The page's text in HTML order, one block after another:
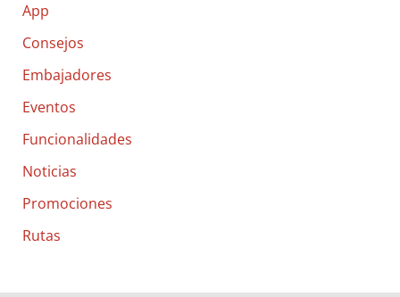
a
r
p
o
r
:
App
Consejos
Embajadores
Eventos
Funcionalidades
Noticias
Promociones
Rutas